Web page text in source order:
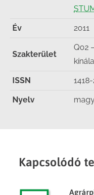
Év 2011
Szakterület
Q02
ISSN
Nyelv
Kapcsolódó